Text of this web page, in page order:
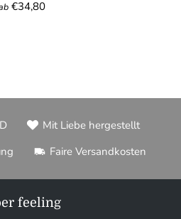
€34,80
Mit Liebe hergestellt
Faire Versandkosten
feeling